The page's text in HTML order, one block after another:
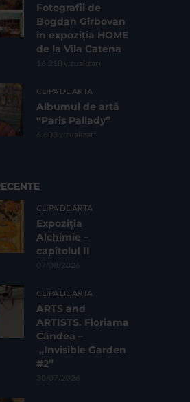
Fotografii de
Bogdan Gîrbovan
în expoziția HOME
de la Vila Catena
16.218 vizualizari
CLIPA DE ARTA
Albumul de artă
“Paris Pallady”
6.603 vizualizari
CLIPA DE ARTA
Expoziția
Alchimie –
capitolul II
07/08/2026
CLIPA DE ARTA
ARTS and
ARTISTS. Floriama
Cândea –
„Invisible Garden
#2”
30/07/2026